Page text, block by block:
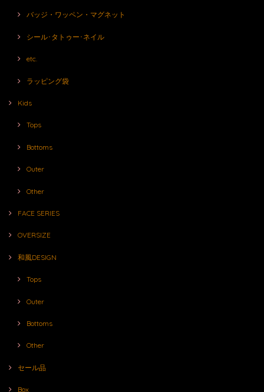
バッジ・ワッペン・マグネット
シール･タトゥー･ネイル
etc.
ラッピング袋
Kids
Tops
Bottoms
Outer
Other
FACE SERIES
OVERSIZE
和風DESIGN
Tops
Outer
Bottoms
Other
セール品
Box